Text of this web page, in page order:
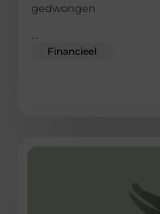
gedwongen
Financieel